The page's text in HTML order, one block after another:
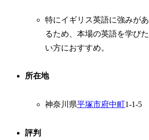
特にイギリス英語に強みがあ
るため、本場の英語を学びた
い方におすすめ。
所在地
神奈川県平塚市府中町1-1-5
評判